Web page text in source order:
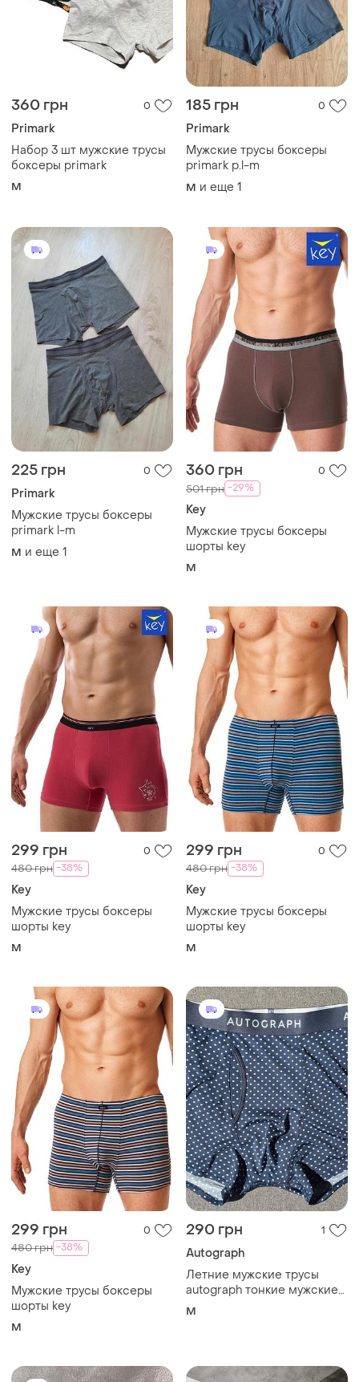
360 грн 0
Primark
Набор 3 шт мужские трусы
боксеры primark
M
185 грн 0
Primark
Мужские трусы боксеры
primark р.l-m
M и еще 1
225 грн 0
Primark
Мужскиe трусы боксеры
primark l-m
M и еще 1
360 грн 0
501 грн -29%
Key
Мужские трусы боксеры
шорты key
M
299 грн 0
480 грн -38%
Key
Мужские трусы боксеры
шорты key
M
299 грн 0
480 грн -38%
Key
Мужские трусы боксеры
шорты key
M
299 грн 0
480 грн -38%
Key
Мужские трусы боксеры
шорты key
M
290 грн 1
Autograph
Летние мужские трусы
autograph тонкие мужские
трусы autograph мужские
M